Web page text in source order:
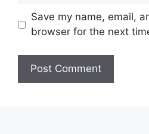
Save my name, email,
browser for the next